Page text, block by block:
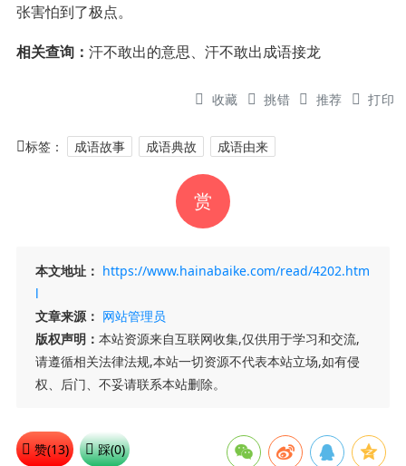
张害怕到了极点。
相关查询： 汗不敢出的意思、汗不敢出成语接龙
收藏 挑错 推荐 打印
标签： 成语故事 成语典故 成语由来
赏
本文地址： https://www.hainabaike.com/read/4202.htm
l
文章来源： 网站管理员
版权声明： 本站资源来自互联网收集,仅供用于学习和交流,
请遵循相关法律法规,本站一切资源不代表本站立场,如有侵
权、后门、不妥请联系本站删除。
赞(13) 踩(0)